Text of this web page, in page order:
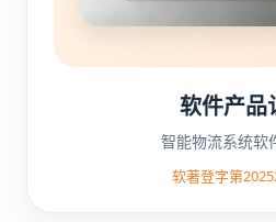
软件产品
智能物流系统软
软著登字第